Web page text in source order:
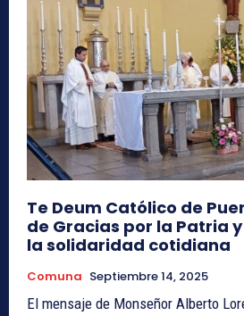
Te Deum Católico de
de Gracias por la Patria
la solidaridad cotidiana
Comuna Septiembre 14, 2025
El mensaje de Monseñor Alberto